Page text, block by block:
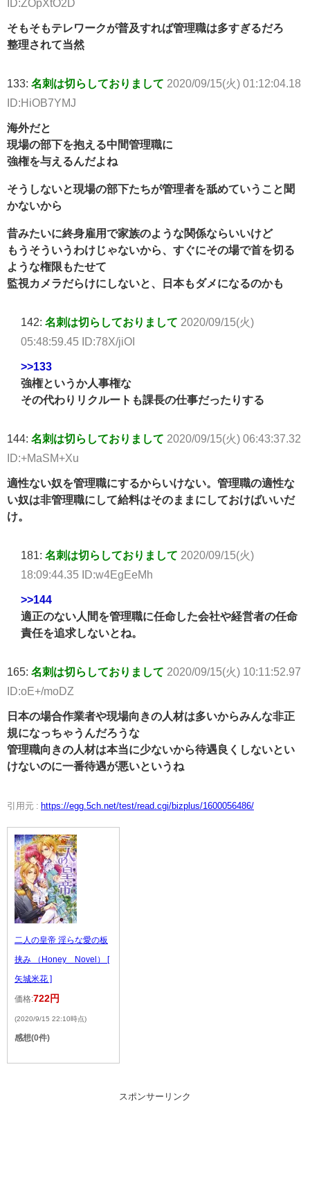
ID:ZOpXtO2D
そもそもテレワークが普及すれば管理職は多すぎるだろ
整理されて当然
133: 名刺は切らしておりまして 2020/09/15(火) 01:12:04.18
ID:HiOB7YMJ
海外だと
現場の部下を抱える中間管理職に
強権を与えるんだよね
そうしないと現場の部下たちが管理者を舐めていうこと聞
かないから
昔みたいに終身雇用で家族のような関係ならいいけど
もうそういうわけじゃないから、すぐにその場で首を切る
ような権限もたせて
監視カメラだらけにしないと、日本もダメになるのかも
142: 名刺は切らしておりまして 2020/09/15(火)
05:48:59.45 ID:78X/jiOI
>>133
強権というか人事権な
その代わりリクルートも課長の仕事だったりする
144: 名刺は切らしておりまして 2020/09/15(火) 06:43:37.32
ID:+MaSM+Xu
適性ない奴を管理職にするからいけない。管理職の適性な
い奴は非管理職にして給料はそのままにしておけばいいだ
け。
181: 名刺は切らしておりまして 2020/09/15(火)
18:09:44.35 ID:w4EgEeMh
>>144
適正のない人間を管理職に任命した会社や経営者の任命
責任を追求しないとね。
165: 名刺は切らしておりまして 2020/09/15(火) 10:11:52.97
ID:oE+/moDZ
日本の場合作業者や現場向きの人材は多いからみんな非正
規になっちゃうんだろうな
管理職向きの人材は本当に少ないから待遇良くしないとい
けないのに一番待遇が悪いというね
引用元 : https://egg.5ch.net/test/read.cgi/bizplus/1600056486/
二人の皇帝 淫らな愛の板
挟み （Honey Novel） [
矢城米花 ]
価格:722円
(2020/9/15 22:10時点)
感想(0件)
スポンサーリンク